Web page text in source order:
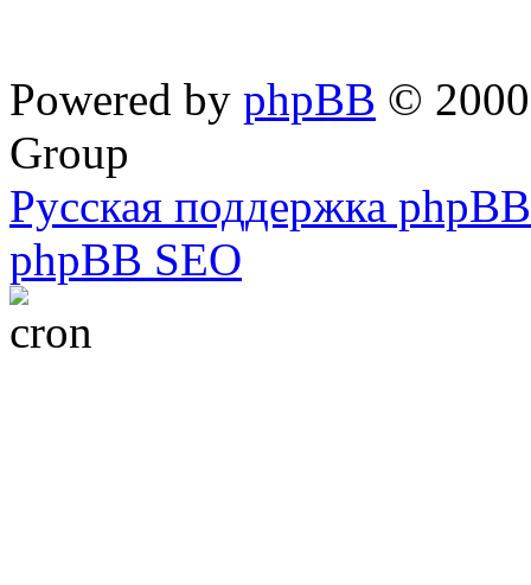
Powered by phpBB ©
Group
Русская поддержка phpBB
phpBB SEO